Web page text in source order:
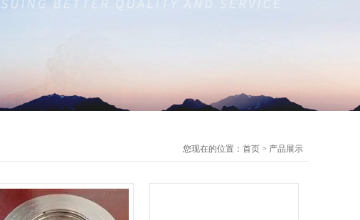
您现在的位置： 首页 > 产品展示